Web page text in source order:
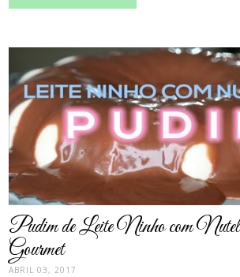
thumbnail
Pudim de Leite Ninho com
Gourmet
ABRIL 03, 2017